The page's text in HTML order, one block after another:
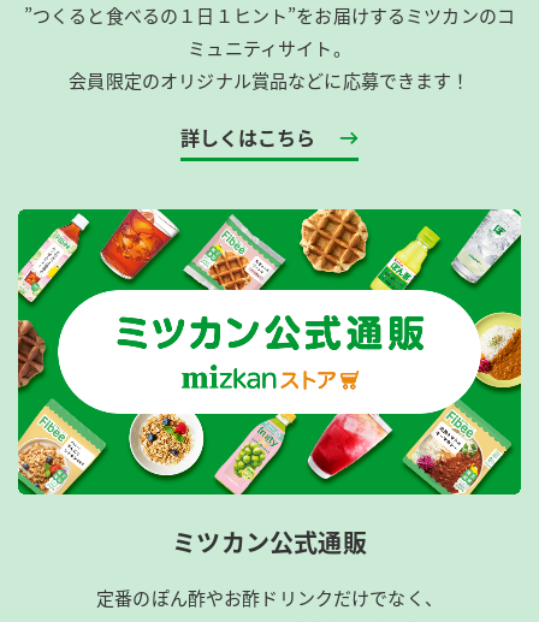
”つくると食べるの１日１ヒント”をお届けするミツカンのコ
ミュニティサイト。
会員限定のオリジナル賞品などに応募できます！
詳しくはこちら
ミツカン公式通販
定番のぽん酢やお酢ドリンクだけでなく、